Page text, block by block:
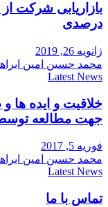
بازاریابی شرکت
درصدی
ژانویه 26, 2019
محمد حسین امین
Latest News
خلاقیت و ایده ها
جهت مطالعه
فوریه 5, 2017
محمد حسین امین
Latest News
تماس با ما